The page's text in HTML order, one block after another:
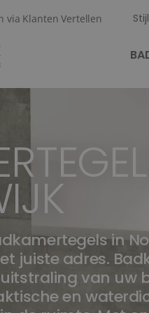
via Klanten Vertellen
in
juiste adres.
uitstraling van uw
en